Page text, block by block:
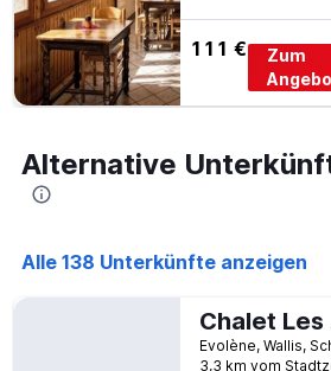
111 €
Zum
Alternative
Alle 138 Unterkünfte anzeigen
Evolène, Wallis,
3,3 km vom